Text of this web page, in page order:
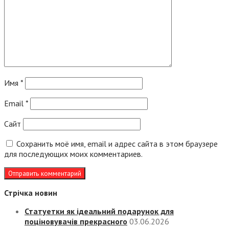
Имя *
Email *
Сайт
Сохранить моё имя, email и адрес сайта в этом браузере
для последующих моих комментариев.
Стрічка новин
Статуетки як ідеальний подарунок для
поціновувачів прекрасного 03.06.2026